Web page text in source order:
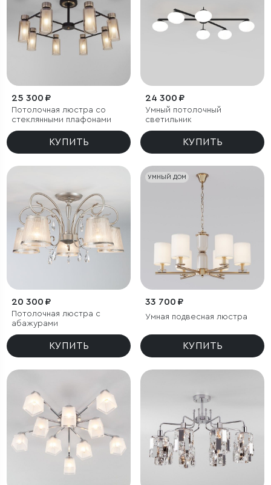
25 300 ₽
Потолочная люстра со
стеклянными плафонами
КУПИТЬ
24 300 ₽
Умный потолочный
светильник
КУПИТЬ
20 300 ₽
Потолочная люстра с
абажурами
КУПИТЬ
УМНЫЙ ДОМ
33 700 ₽
Умная подвесная люстра
КУПИТЬ